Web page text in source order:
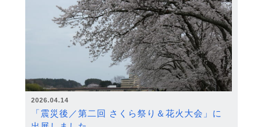
2026.04.14
「震災後／第二回 さくら祭り＆花火大会」に